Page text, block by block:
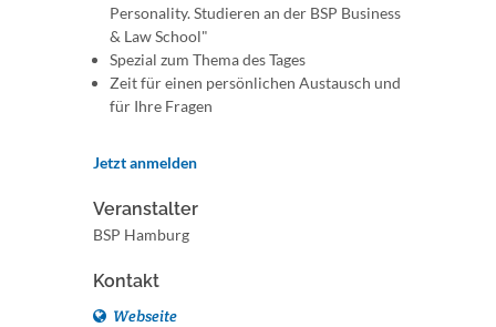
Personality. Studieren an der BSP Business
& Law School"
Spezial zum Thema des Tages
Zeit für einen persönlichen Austausch und
für Ihre Fragen
Jetzt anmelden
Veranstalter
BSP Hamburg
Kontakt
Webseite